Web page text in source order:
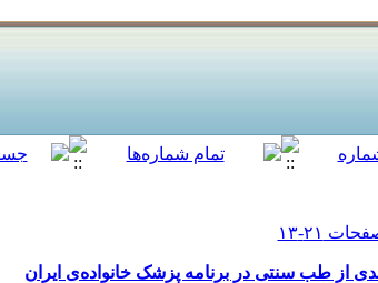
از طب سنتی در برنامه پزشک خانواده‌ی ایران